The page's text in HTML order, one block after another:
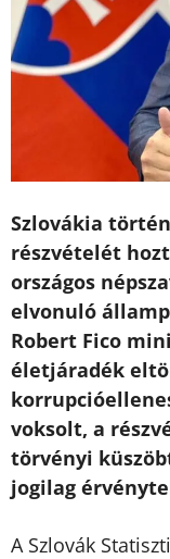
Szlovákia
részvételét
országos
elvonuló
Robert Fico
életjáradék
voksolt, a
törvényi
jogilag
A Szlovák